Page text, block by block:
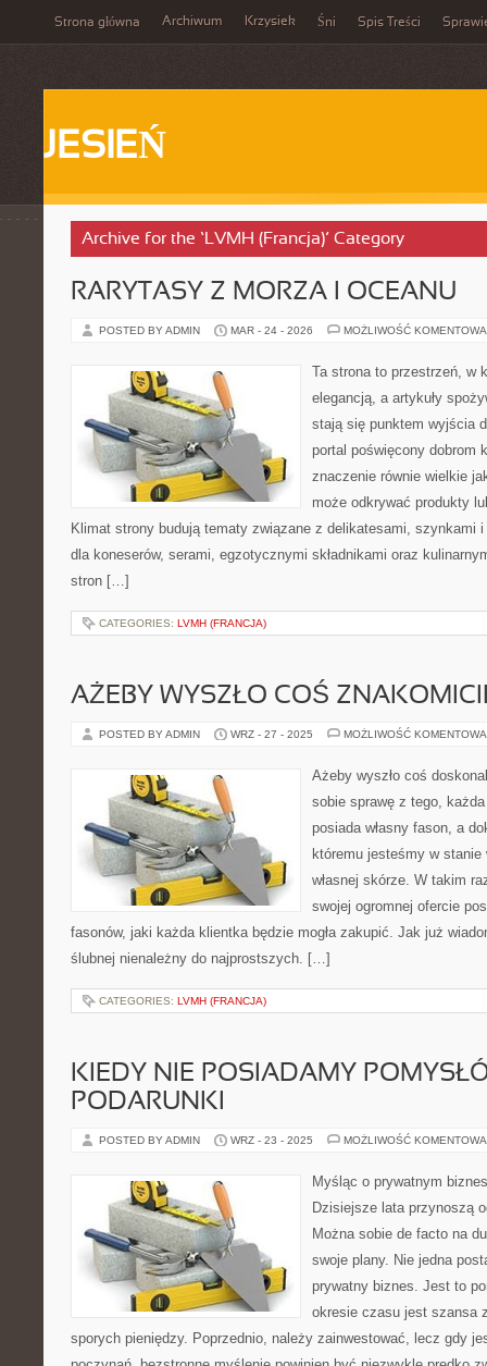
Strona główna Archiwum Krzysiek Śni Spis Treści
JESIEŃ
Archive for the ‘LVMH (Francja)’ Category
RARYTASY Z MORZA I OCEANU
POSTED BY ADMIN MAR - 24 - 2026 MOŻLIWOŚĆ
Ta strona to przestrzeń, w
elegancją, a artykuły
stają się punktem wyjścia
portal poświęcony dobrom
znaczenie równie wielkie
może odkrywać produkty
Klimat strony budują tematy związane z delikatesami, szynkami
dla koneserów, serami, egzotycznymi składnikami oraz
stron […]
CATEGORIES: LVMH (FRANCJA)
AŻEBY WYSZŁO COŚ
POSTED BY ADMIN WRZ - 27 - 2025 MOŻLIWOŚĆ
Ażeby wyszło coś
sobie sprawę z tego,
posiada własny fason, a
któremu jesteśmy w
własnej skórze. W takim
swojej ogromnej ofercie
fasonów, jaki każda klientka będzie mogła zakupić. Jak już
ślubnej nienależny do najprostszych. […]
CATEGORIES: LVMH (FRANCJA)
KIEDY NIE POSIADAMY
PODARUNKI
POSTED BY ADMIN WRZ - 23 - 2025 MOŻLIWOŚĆ
Myśląc o prywatnym
Dzisiejsze lata przynoszą
Można sobie de facto na
swoje plany. Nie jedna
prywatny biznes. Jest to
okresie czasu jest szansa
sporych pieniędzy. Poprzednio, należy zainwestować, lecz gdy